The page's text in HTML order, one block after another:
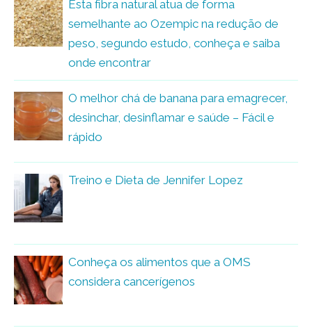
Esta fibra natural atua de forma
semelhante ao Ozempic na redução de
peso, segundo estudo, conheça e saiba
onde encontrar
O melhor chá de banana para emagrecer,
desinchar, desinflamar e saúde – Fácil e
rápido
Treino e Dieta de Jennifer Lopez
Conheça os alimentos que a OMS
considera cancerígenos